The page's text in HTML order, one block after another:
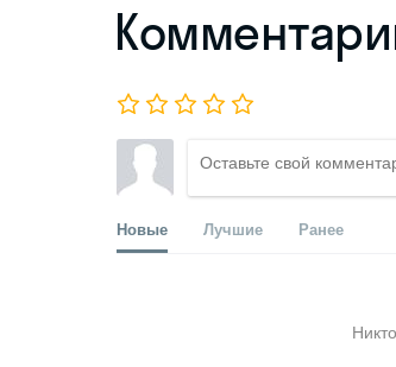
Новые Лучшие Ранее